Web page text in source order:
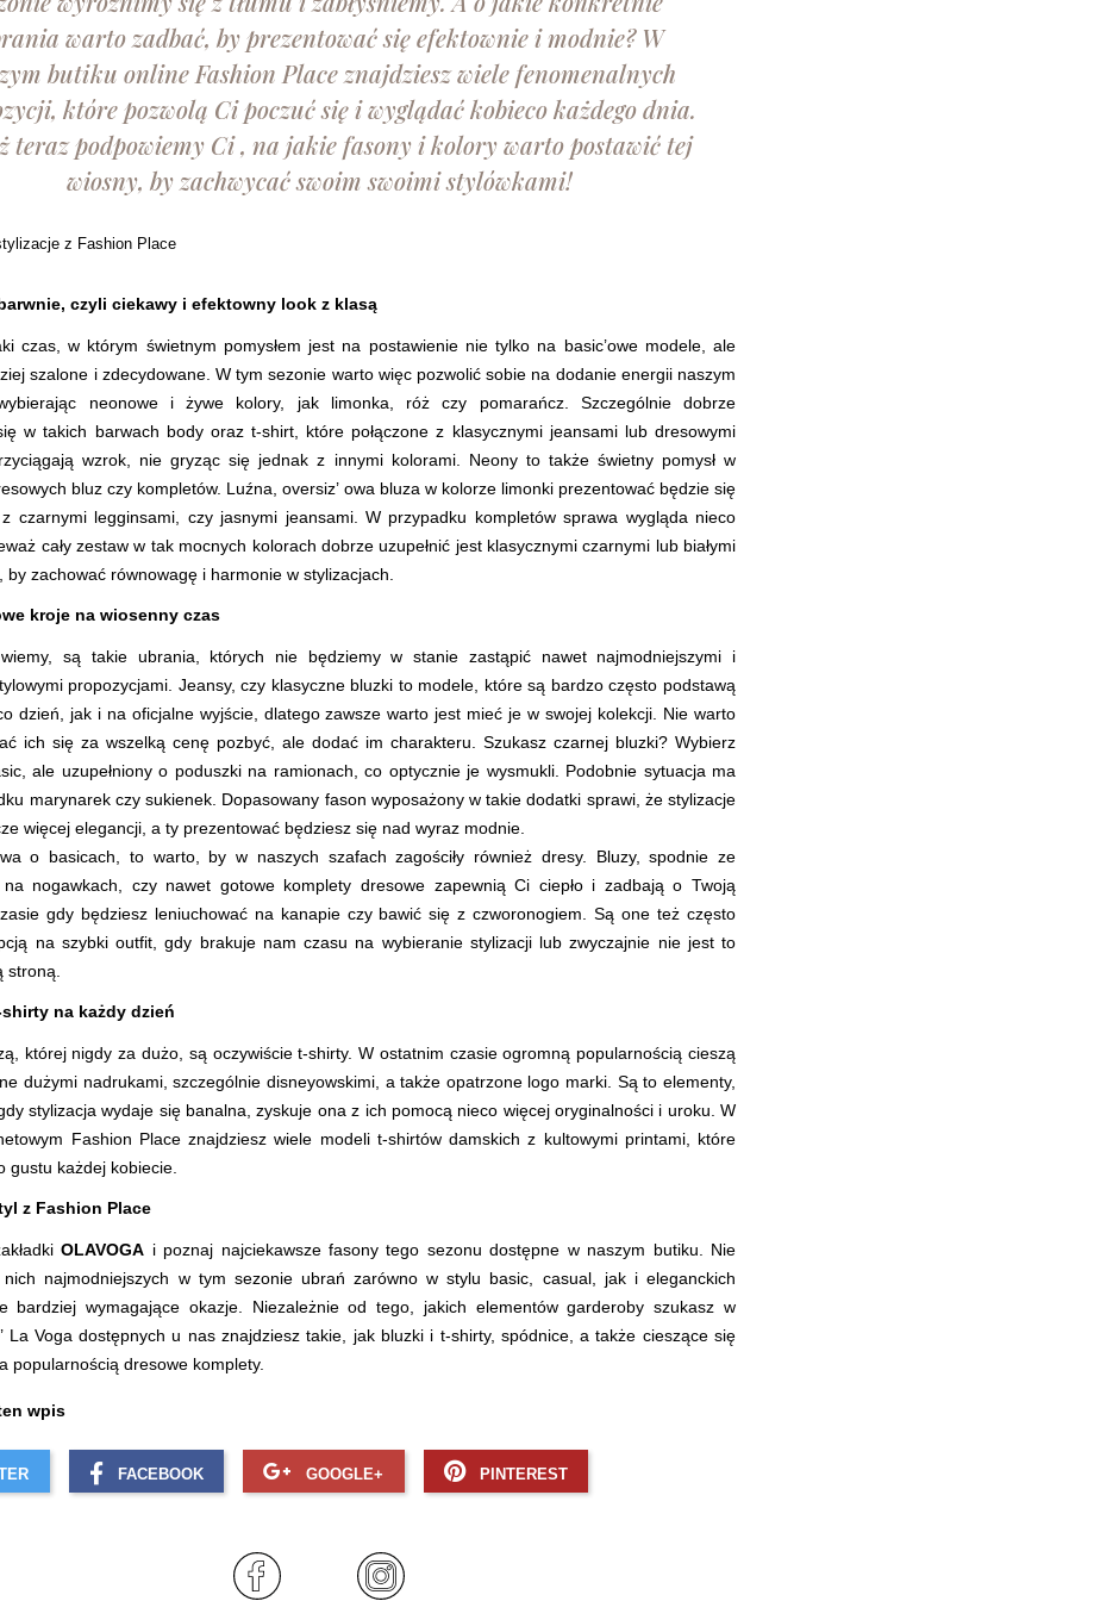
warto zadbać, by prezentować się efektownie i modnie? W
butiku online Fashion Place znajdziesz wiele fenomenalnych
które pozwolą Ci poczuć się i wyglądać kobieco każdego dnia.
teraz podpowiemy Ci , na jakie fasony i kolory warto postawić tej
wiosny, by zachwycać swoim swoimi stylówkami!
czyli ciekawy i efektowny look z klasą
czas, w którym świetnym pomysłem jest na postawienie nie tylko na basic’owe modele, ale
szalone i zdecydowane. W tym sezonie warto więc pozwolić sobie na dodanie energii naszym
neonowe i żywe kolory, jak limonka, róż czy pomarańcz. Szczególnie dobrze
w takich barwach body oraz t-shirt, które połączone z klasycznymi jeansami lub dresowymi
wzrok, nie gryząc się jednak z innymi kolorami. Neony to także świetny pomysł w
bluz czy kompletów. Luźna, oversiz’ owa bluza w kolorze limonki prezentować będzie się
z czarnymi legginsami, czy jasnymi jeansami. W przypadku kompletów sprawa wygląda nieco
cały zestaw w tak mocnych kolorach dobrze uzupełnić jest klasycznymi czarnymi lub białymi
by zachować równowagę i harmonie w stylizacjach.
kroje na wiosenny czas
są takie ubrania, których nie będziemy w stanie zastąpić nawet najmodniejszymi i
propozycjami. Jeansy, czy klasyczne bluzki to modele, które są bardzo często podstawą
dzień, jak i na oficjalne wyjście, dlatego zawsze warto jest mieć je w swojej kolekcji. Nie warto
ich się za wszelką cenę pozbyć, ale dodać im charakteru. Szukasz czarnej bluzki? Wybierz
ale uzupełniony o poduszki na ramionach, co optycznie je wysmukli. Podobnie sytuacja ma
marynarek czy sukienek. Dopasowany fason wyposażony w takie dodatki sprawi, że stylizacje
więcej elegancji, a ty prezentować będziesz się nad wyraz modnie.
o basicach, to warto, by w naszych szafach zagościły również dresy. Bluzy, spodnie ze
na nogawkach, czy nawet gotowe komplety dresowe zapewnią Ci ciepło i zadbają o Twoją
gdy będziesz leniuchować na kanapie czy bawić się z czworonogiem. Są one też często
na szybki outfit, gdy brakuje nam czasu na wybieranie stylizacji lub zwyczajnie nie jest to
stroną.
na każdy dzień
której nigdy za dużo, są oczywiście t-shirty. W ostatnim czasie ogromną popularnością cieszą
dużymi nadrukami, szczególnie disneyowskimi, a także opatrzone logo marki. Są to elementy,
stylizacja wydaje się banalna, zyskuje ona z ich pomocą nieco więcej oryginalności i uroku. W
Fashion Place znajdziesz wiele modeli t-shirtów damskich z kultowymi printami, które
gustu każdej kobiecie.
z Fashion Place
OLAVOGA i poznaj najciekawsze fasony tego sezonu dostępne w naszym butiku. Nie
najmodniejszych w tym sezonie ubrań zarówno w stylu basic, casual, jak i eleganckich
bardziej wymagające okazje. Niezależnie od tego, jakich elementów garderoby szukasz w
La Voga dostępnych u nas znajdziesz takie, jak bluzki i t-shirty, spódnice, a także cieszące się
popularnością dresowe komplety.
wpis
FACEBOOK GOOGLE+ PINTEREST